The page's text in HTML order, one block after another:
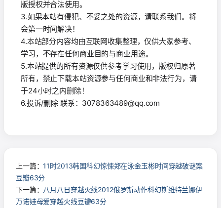
版授权并合法使用。
3.如果本站有侵犯、不妥之处的资源，请联系我们。将
会第一时间解决！
4.本站部分内容均由互联网收集整理，仅供大家参考、
学习，不存在任何商业目的与商业用途。
5.本站提供的所有资源仅供参考学习使用，版权归原著
所有，禁止下载本站资源参与任何商业和非法行为，请
于24小时之内删除！
6.投诉/删除 联系：3078363489@qq.com
上一篇：11时2013韩国科幻惊悚郑在泳金玉彬时间穿越破谜案
豆瓣63分
下一篇： 八月八日穿越火线2012俄罗斯动作科幻斯维特兰娜伊
万诺娃母爱穿越火线豆瓣63分